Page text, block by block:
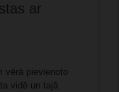
ar
vērā pievienoto
vidē un tajā